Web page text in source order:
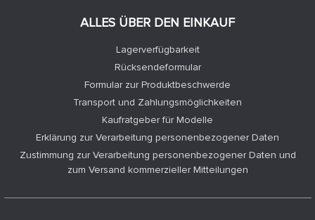
ALLES ÜBER DEN EINKAUF
Lagerverfügbarkeit
Rücksendeformular
Formular zur Produktbeschwerde
Transport und Zahlungsmöglichkeiten
Kaufratgeber für Modelle
Erklärung zur Verarbeitung personenbezogener Daten
Zustimmung zur Verarbeitung personenbezogener Daten und
zum Versand kommerzieller Mitteilungen